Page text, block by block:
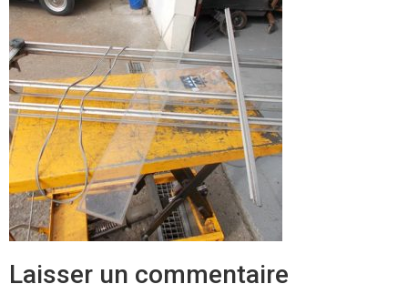
Laisser un commentaire